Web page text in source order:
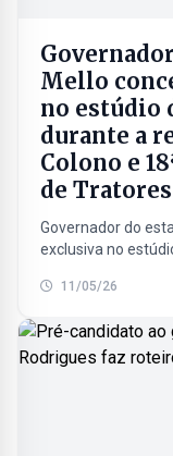
Mello
no estúdio
durante a
Colono e
de Tratores
Governador do
exclusiva no
11/05/26